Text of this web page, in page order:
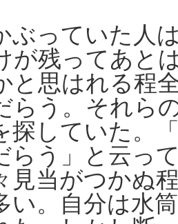
ぶっていた人
が残ってあと
と思はれる程
らう。それら
探していた。
らう」と云っ
見当がつかぬ
い。自分は水